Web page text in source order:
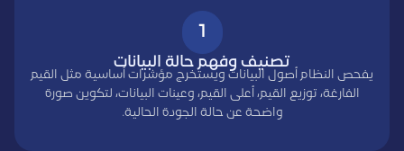
1
تصنيف وفهم حالة البيانات
يفحص النظام أصول البيانات ويستخرج مؤشرات أساسية مثل القيم
الفارغة، توزيع القيم، أعلى القيم، وعينات البيانات، لتكوين صورة
واضحة عن حالة الجودة الحالية.